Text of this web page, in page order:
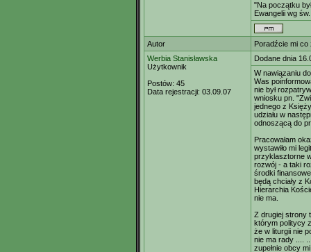
"Na początku
Ewangelii wg
Autor
Poradźcie mi
Werbia Stanisławska
Użytkownik
Postów: 45
Data rejestracji: 03.09.07
Dodane dnia
W nawiązaniu
Was
nie był
wniosku pn.
jednego z
udziału w
odnoszącą do
Pracowałam
wystawiło mi
przyklasztorne
rozwój - a taki
środki
będą chciały z
Hierarchia
nie ma.
Z drugiej strony
którym politycy
że w liturgii nie
nie ma rady ....
zupełnie obcy